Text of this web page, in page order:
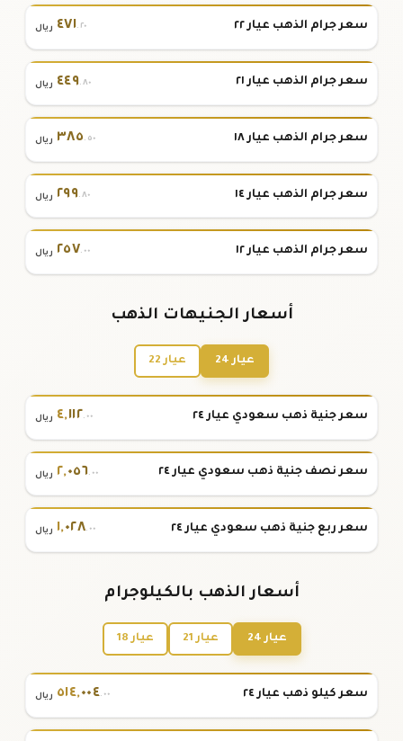
سعر جرام الذهب عيار ٢٢ ٤٧١.٢٠ ريال
سعر جرام الذهب عيار ٢١ ٤٤٩.٨٠ ريال
سعر جرام الذهب عيار ١٨ ٣٨٥.٥٠ ريال
سعر جرام الذهب عيار ١٤ ٢٩٩.٨٠ ريال
سعر جرام الذهب عيار ١٢ ٢٥٧.٠٠ ريال
أسعار الجنيهات الذهب
عيار 24 عيار 22
سعر جنية ذهب سعودي عيار ٢٤ ٤,١١٢.٠٠ ريال
سعر نصف جنية ذهب سعودي عيار ٢٤ ٢,٠٥٦.٠٠ ريال
سعر ربع جنية ذهب سعودي عيار ٢٤ ١,٠٢٨.٠٠ ريال
أسعار الذهب بالكيلوجرام
عيار 24 عيار 21 عيار 18
سعر كيلو ذهب عيار ٢٤ ٥١٤,٠٠٤.٠٠ ريال